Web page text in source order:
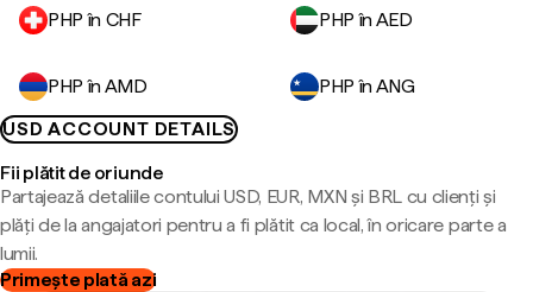
PHP în CHF PHP în AED
PHP în AMD
PHP în ANG
USD ACCOUNT DETAILS
Fii plătit de oriunde
Partajează detaliile contului USD, EUR, MXN și BRL cu clienți și
plăți de la angajatori pentru a fi plătit ca local, în oricare parte a
lumii.
Primește plată azi